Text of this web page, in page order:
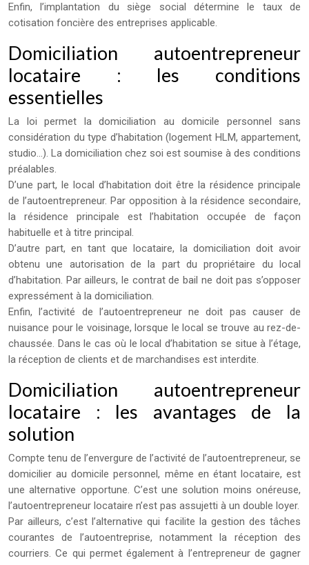
Enfin, l’implantation du siège social détermine le taux de
cotisation foncière des entreprises applicable.
Domiciliation autoentrepreneur
locataire : les conditions
essentielles
La loi permet la domiciliation au domicile personnel sans
considération du type d’habitation (logement HLM, appartement,
studio…). La domiciliation chez soi est soumise à des conditions
préalables.
D’une part, le local d’habitation doit être la résidence principale
de l’autoentrepreneur. Par opposition à la résidence secondaire,
la résidence principale est l’habitation occupée de façon
habituelle et à titre principal.
D’autre part, en tant que locataire, la domiciliation doit avoir
obtenu une autorisation de la part du propriétaire du local
d’habitation. Par ailleurs, le contrat de bail ne doit pas s’opposer
expressément à la domiciliation.
Enfin, l’activité de l’autoentrepreneur ne doit pas causer de
nuisance pour le voisinage, lorsque le local se trouve au rez-de-
chaussée. Dans le cas où le local d’habitation se situe à l’étage,
la réception de clients et de marchandises est interdite.
Domiciliation autoentrepreneur
locataire : les avantages de la
solution
Compte tenu de l’envergure de l’activité de l’autoentrepreneur, se
domicilier au domicile personnel, même en étant locataire, est
une alternative opportune. C’est une solution moins onéreuse,
l’autoentrepreneur locataire n’est pas assujetti à un double loyer.
Par ailleurs, c’est l’alternative qui facilite la gestion des tâches
courantes de l’autoentreprise, notamment la réception des
courriers. Ce qui permet également à l’entrepreneur de gagner